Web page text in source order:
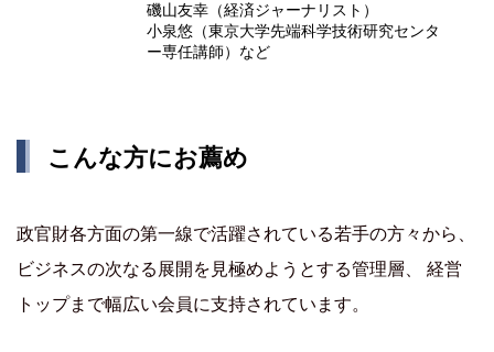
磯山友幸（経済ジャーナリスト）
小泉悠（東京大学先端科学技術研究センタ
ー専任講師）など
こんな方にお薦め
政官財各方面の第一線で活躍されている若手の方々から、
ビジネスの次なる展開を見極めようとする管理層、 経営
トップまで幅広い会員に支持されています。